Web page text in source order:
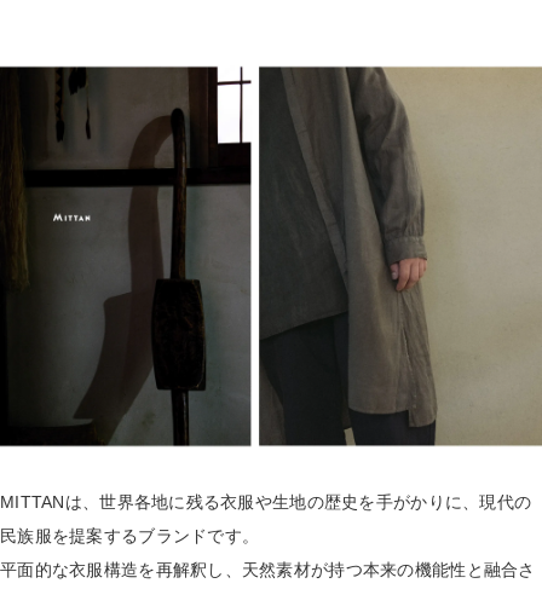
MITTANは、世界各地に残る衣服や生地の歴史を手がかりに、現代の
民族服を提案するブランドです。
平面的な衣服構造を再解釈し、天然素材が持つ本来の機能性と融合さ